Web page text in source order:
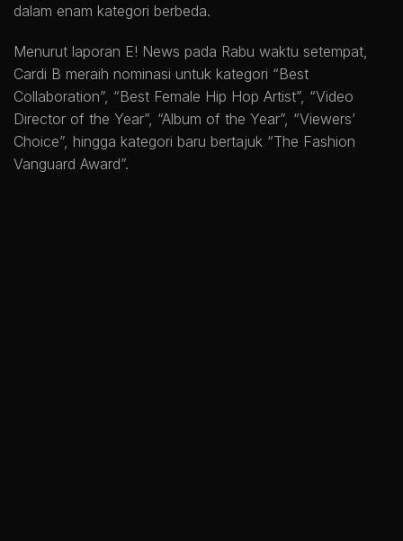
dalam enam kategori berbeda.
Menurut laporan E! News pada Rabu waktu setempat,
Cardi B meraih nominasi untuk kategori “Best
Collaboration”, “Best Female Hip Hop Artist”, “Video
Director of the Year”, “Album of the Year”, “Viewers’
Choice”, hingga kategori baru bertajuk “The Fashion
Vanguard Award”.